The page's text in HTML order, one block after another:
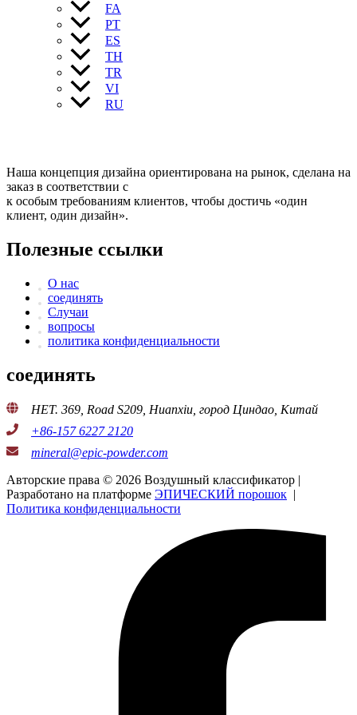
FA
PT
ES
TH
TR
VI
RU
Наша концепция дизайна ориентирована на рынок, сделана на
заказ в соответствии с
к особым требованиям клиентов, чтобы достичь «один
клиент, один дизайн».
Полезные ссылки
О нас
соединять
Случаи
вопросы
политика конфиденциальности
соединять
НЕТ. 369, Road S209, Huanxiu, город Циндао, Китай
+86-157 6227 2120
mineral@epic-powder.com
Авторские права © 2026 Воздушный классификатор |
Разработано на платформе ЭПИЧЕСКИЙ порошок |
Политика конфиденциальности